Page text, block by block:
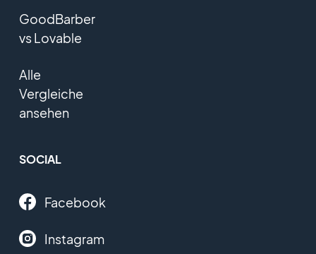
GoodBarber
vs Lovable
Alle
Vergleiche
ansehen
SOCIAL
Facebook
Instagram